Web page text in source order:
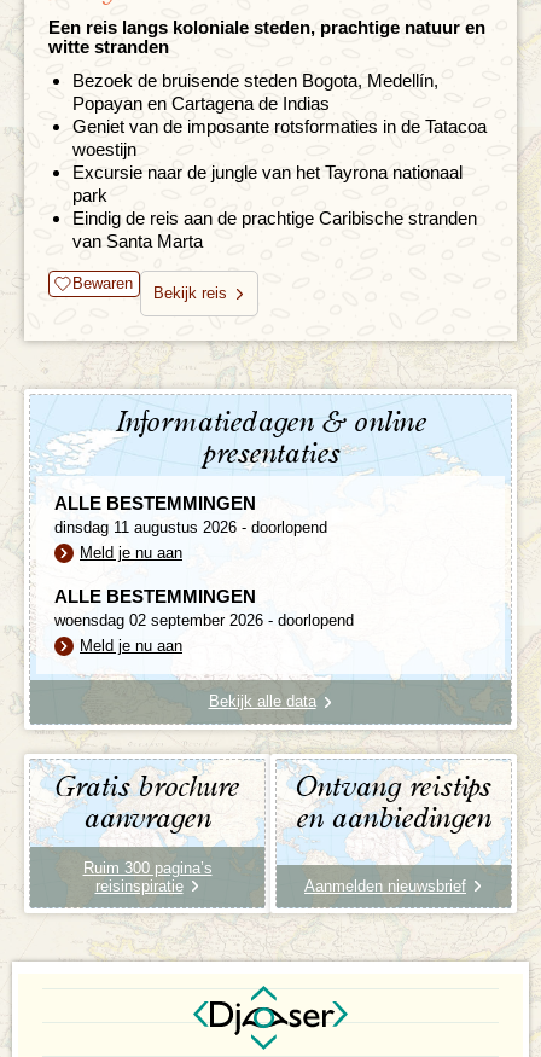
Een reis langs koloniale steden, prachtige natuur en
witte stranden
Bezoek de bruisende steden Bogota, Medellín,
Popayan en Cartagena de Indias
Geniet van de imposante rotsformaties in de Tatacoa
woestijn
Excursie naar de jungle van het Tayrona nationaal
park
Eindig de reis aan de prachtige Caribische stranden
van Santa Marta
Bewaren
Bekijk reis
Informatiedagen & online
presentaties
ALLE BESTEMMINGEN
dinsdag 11 augustus 2026 - doorlopend
Meld je nu aan
ALLE BESTEMMINGEN
woensdag 02 september 2026 - doorlopend
Meld je nu aan
Bekijk alle data
Gratis brochure
aanvragen
Ruim 300 pagina’s
reisinspiratie
Ontvang reistips
en aanbiedingen
Aanmelden nieuwsbrief